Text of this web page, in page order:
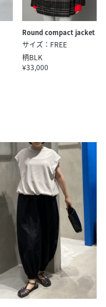
Round compact jacket
サイズ：FREE
柄BLK
¥33,000